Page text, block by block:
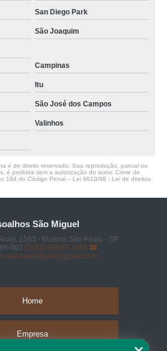
San Diego Park
São Joaquim
Campinas
Itu
São José dos Campos
Valinhos
é de direito reservado. Sua reprodução, parcial ou
é proibida sem a autorização do autor. Crime de
184 do Código Penal – Lei 9610/98 - Lei de direitos
São Miguel
1563 - Moema São Paulo - SP
003
(11) 97589-1666
Home
Empresa